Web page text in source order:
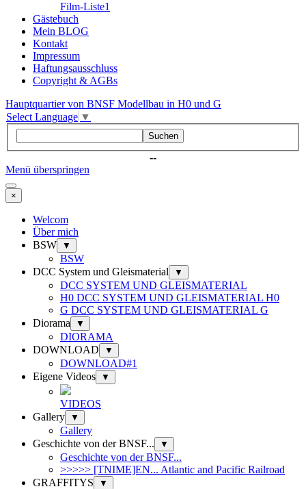
Film-Liste1
Gästebuch
Mein BLOG
Kontakt
Impressum
Haftungsausschluss
Copyright & AGBs
Hauptquartier von BNSF Modellbau in H0 und G
Select Language ▼
Suchen
--
Menü überspringen
×
Welcom
Über mich
BSW
▼
BSW
DCC System und Gleismaterial
▼
DCC SYSTEM UND GLEISMATERIAL
H0 DCC SYSTEM UND GLEISMATERIAL H0
G DCC SYSTEM UND GLEISMATERIAL G
Diorama
▼
DIORAMA
DOWNLOAD
▼
DOWNLOAD#1
Eigene Videos
▼
VIDEOS
Gallery
▼
Gallery
Geschichte von der BNSF...
▼
Geschichte von der BNSF...
>>>>> [TNIME]EN... Atlantic and Pacific Railroad
GRAFFITYS
▼